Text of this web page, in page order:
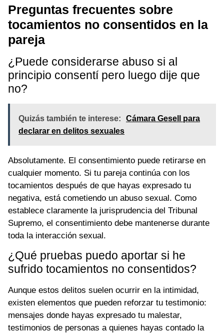
Preguntas frecuentes sobre
tocamientos no consentidos en la
pareja
¿Puede considerarse abuso si al
principio consentí pero luego dije que
no?
Quizás también te interese:
Cámara Gesell para
declarar en delitos sexuales
Absolutamente. El consentimiento puede retirarse en
cualquier momento. Si tu pareja continúa con los
tocamientos después de que hayas expresado tu
negativa, está cometiendo un abuso sexual. Como
establece claramente la jurisprudencia del Tribunal
Supremo, el consentimiento debe mantenerse durante
toda la interacción sexual.
¿Qué pruebas puedo aportar si he
sufrido tocamientos no consentidos?
Aunque estos delitos suelen ocurrir en la intimidad,
existen elementos que pueden reforzar tu testimonio:
mensajes donde hayas expresado tu malestar,
testimonios de personas a quienes hayas contado la